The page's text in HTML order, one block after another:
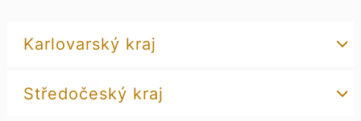
Karlovarský kraj
Středočeský kraj